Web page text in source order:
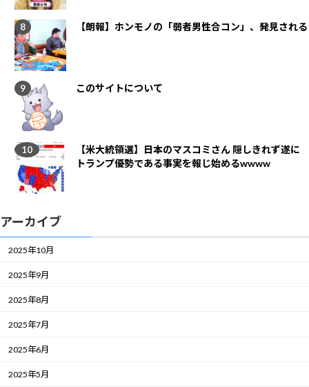
【朗報】ホンモノの「弱者男性合コン」、発見される
このサイトについて
【米大統領選】日本のマスコミさん 隠しきれず遂に
トランプ優勢である事実を報じ始めるwwww
アーカイブ
2025年10月
2025年9月
2025年8月
2025年7月
2025年6月
2025年5月